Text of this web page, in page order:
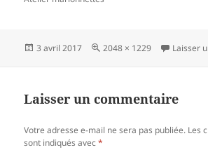
Publié
3 avril 2017
Taille
2048 × 1229 Laisser
Laisser un commentaire
Votre adresse e-mail ne sera pas publiée. Les
sont indiqués avec*